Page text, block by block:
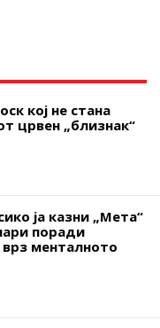
кој не стана
црвен „близнак“
ја казни „Мета“
поради
менталното